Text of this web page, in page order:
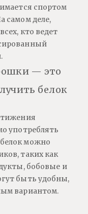
спортом
самом деле,
кто ведет
— это
белок
употреблять
можно
таких как
бобовые и
быть удобны,
вариантом.